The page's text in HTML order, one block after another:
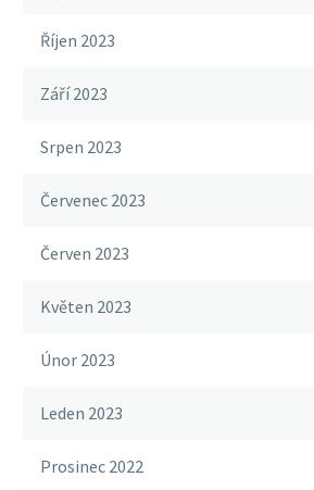
Říjen 2023
Září 2023
Srpen 2023
Červenec 2023
Červen 2023
Květen 2023
Únor 2023
Leden 2023
Prosinec 2022